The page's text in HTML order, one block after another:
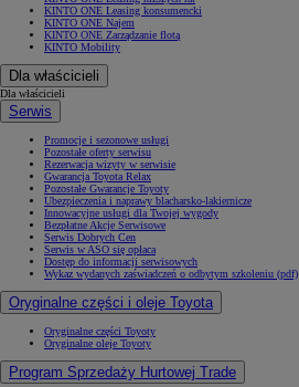
KINTO ONE Leasing konsumencki
KINTO ONE Najem
KINTO ONE Zarządzanie flotą
KINTO Mobility
Dla właścicieli
Dla właścicieli
Serwis
Promocje i sezonowe usługi
Pozostałe oferty serwisu
Rezerwacja wizyty w serwisie
Gwarancja Toyota Relax
Pozostałe Gwarancje Toyoty
Ubezpieczenia i naprawy blacharsko-lakiernicze
Innowacyjne usługi dla Twojej wygody
Bezpłatne Akcje Serwisowe
Serwis Dobrych Cen
Serwis w ASO się opłaca
Dostęp do informacji serwisowych
Wykaz wydanych zaświadczeń o odbytym szkoleniu (pdf)
Oryginalne części i oleje Toyota
Oryginalne części Toyoty
Oryginalne oleje Toyoty
Program Sprzedaży Hurtowej Trade